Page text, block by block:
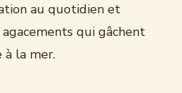
au quotidien et
qui gâchent
à la mer.